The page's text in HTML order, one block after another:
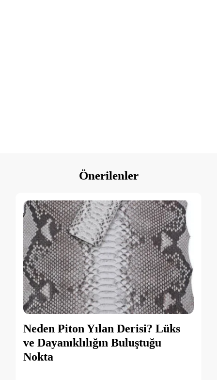
Önerilenler
Neden Piton Yılan Derisi? Lüks
ve Dayanıklılığın Buluştuğu
Nokta